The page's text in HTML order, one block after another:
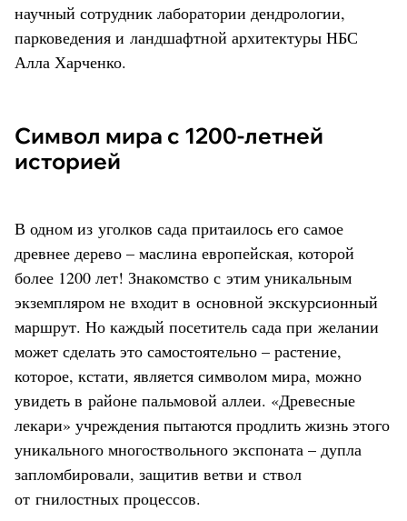
научный сотрудник лаборатории дендрологии,
парковедения и ландшафтной архитектуры НБС
Алла Харченко.
Символ мира с 1200-летней
историей
В одном из уголков сада притаилось его самое
древнее дерево – маслина европейская, которой
более 1200 лет! Знакомство с этим уникальным
экземпляром не входит в основной экскурсионный
маршрут. Но каждый посетитель сада при желании
может сделать это самостоятельно – растение,
которое, кстати, является символом мира, можно
увидеть в районе пальмовой аллеи. «Древесные
лекари» учреждения пытаются продлить жизнь этого
уникального многоствольного экспоната – дупла
запломбировали, защитив ветви и ствол
от гнилостных процессов.